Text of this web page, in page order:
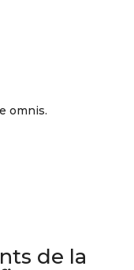
omnis.
de la